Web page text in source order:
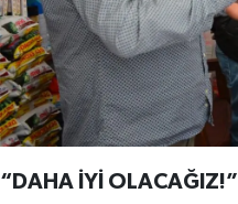
“DAHA İYİ OLACAĞIZ!”